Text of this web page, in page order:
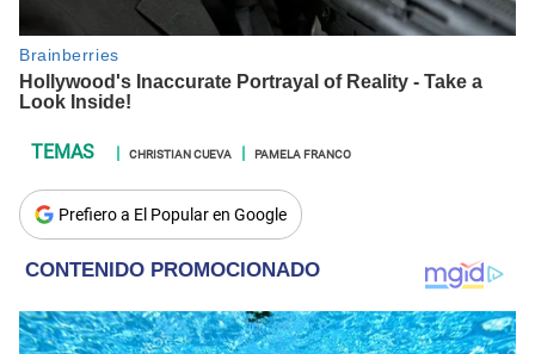
CHRISTIAN CUEVA PAMELA FRANCO
Prefiero a El Popular en Google